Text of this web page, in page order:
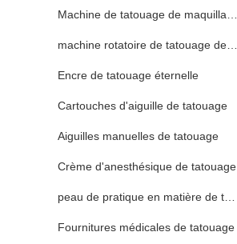
Encre de tatouage éternelle
Cartouches d'aiguille de tatouage
Aiguilles manuelles de tatouage
Crème d'anesthésique de tatouage
Fournitures médicales de tatouage